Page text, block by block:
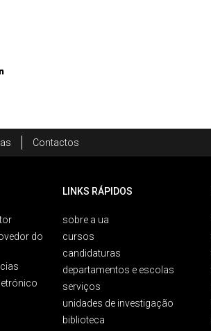
Contactos
do
LINKS RÁPIDOS
sobre a ua
cursos
candidaturas
departamentos e escolas
serviços
unidades de investigação
biblioteca